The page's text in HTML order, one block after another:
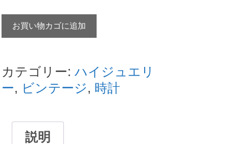
1972OMEGA
オ
ガ
コ
ス
お買い物カゴに追加
カテゴリー: ハイジュエリ
ー, ビンテージ, 時計
説明